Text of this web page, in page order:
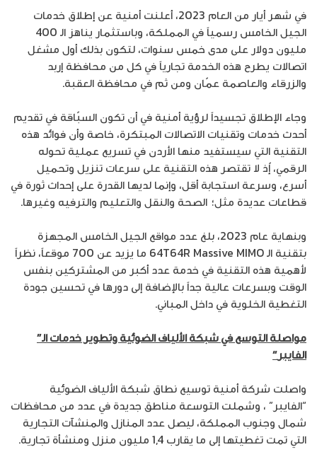
في شهر أيار من العام 2023، أعلنت أمنية عن إطلاق خدمات
الجيل الخامس رسمياً في المملكة، وباستثمار يناهز الـ 400
مليون دولار على مدى خمس سنوات، لتكون بذلك أول مشغل
اتصالات يطرح هذه الخدمة تجارياً في كل من محافظة إربد
والزرقاء والعاصمة عمّان ومن ثم في محافظة العقبة.
وجاء الإطلاق تجسيداً لرؤية أمنية في أن تكون السبّاقة في تقديم
أحدث خدمات وتقنيات الاتصالات المبتكرة، خاصة وأن فوائد هذه
التقنية التي سيستفيد منها الأردن في تسريع عملية تحوله
الرقمي، إّذ لا تقتصر هذه التقنية على سرعات تنزيل وتحميل
أسرع، وسرعة استجابة أقل، وإنما لديها القدرة على إحداث ثورة في
قطاعات عديدة مثل؛ الصحة والنقل والتعليم والترفيه وغيرها.
وبنهاية عام 2023، بلغ عدد مواقع الجيل الخامس المجهزة
بتقنية الـ 64T64R Massive MIMO ما يزيد عن 700 موقعاً، نظراً
لأهمية هذه التقنية في خدمة عدد أكبر من المشتركين بنفس
الوقت وبسرعات عالية جداً بالإضافة إلى دورها في تحسين جودة
التغطية الخلوية في داخل المباني.
مواصلة التوسع فيشبكة الألياف الضوئيةوتطوير خدمات الـ”
الفايبر“
واصلت شركة أمنية توسيع نطاق شبكة الألياف الضوئية
“الفايبر” ، وشملت التوسعة مناطق جديدة في عدد من محافظات
شمال وجنوب المملكة، ليصل عدد المنازل والمنشآت التجارية
التي تمت تغطيتها إلى ما يقارب 1,4 مليون منزل ومنشأة تجارية.